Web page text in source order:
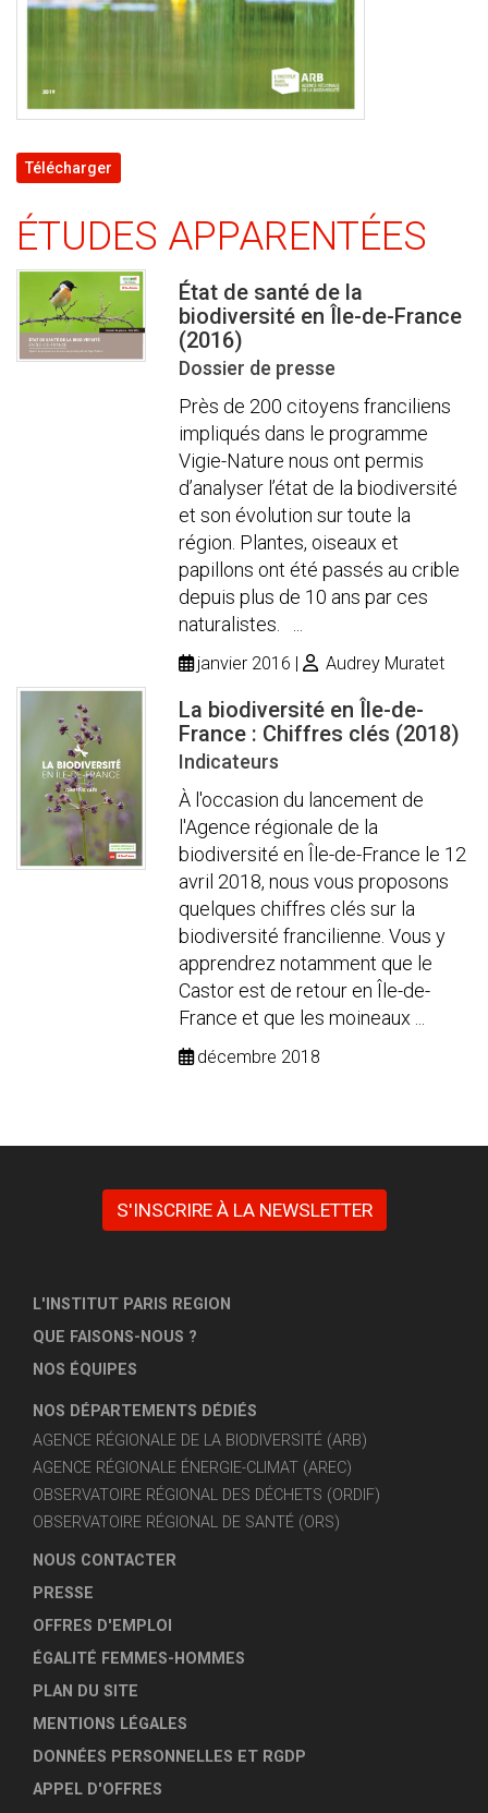
Télécharger
ÉTUDES APPARENTÉES
État de santé de la
biodiversité en Île-de-France
(2016)
Dossier de presse
Près de 200 citoyens franciliens
impliqués dans le programme
Vigie-Nature nous ont permis
d’analyser l’état de la biodiversité
et son évolution sur toute la
région. Plantes, oiseaux et
papillons ont été passés au crible
depuis plus de 10 ans par ces
naturalistes. ...
janvier 2016 Audrey Muratet
La biodiversité en Île-de-
France : Chiffres clés (2018)
Indicateurs
À l'occasion du lancement de
l'Agence régionale de la
biodiversité en Île-de-France le 12
avril 2018, nous vous proposons
quelques chiffres clés sur la
biodiversité francilienne. Vous y
apprendrez notamment que le
Castor est de retour en Île-de-
France et que les moineaux ...
décembre 2018
S'INSCRIRE À LA NEWSLETTER
L'INSTITUT PARIS REGION
QUE FAISONS-NOUS ?
NOS ÉQUIPES
NOS DÉPARTEMENTS DÉDIÉS
AGENCE RÉGIONALE DE LA BIODIVERSITÉ (ARB)
AGENCE RÉGIONALE ÉNERGIE-CLIMAT (AREC)
OBSERVATOIRE RÉGIONAL DES DÉCHETS (ORDIF)
OBSERVATOIRE RÉGIONAL DE SANTÉ (ORS)
NOUS CONTACTER
PRESSE
OFFRES D'EMPLOI
ÉGALITÉ FEMMES-HOMMES
PLAN DU SITE
MENTIONS LÉGALES
DONNÉES PERSONNELLES ET RGDP
APPEL D'OFFRES